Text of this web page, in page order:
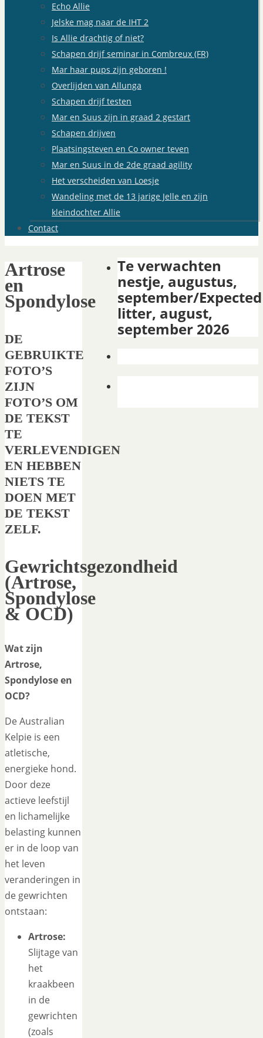
Echo Allie
Jelske mag naar de IHT 2
Is Allie drachtig of niet?
Schapen drijf seminar in Combreux (FR)
Mar haar pups zijn geboren !
Overlijden van Allunga
Schapen drijf testen
Mar en Suus zijn in graad 2 gestart
Schapen drijven
Plaatsingsteven en Co owner teven
Mar en Suus in de 2de graad agility
Het verscheiden van Loesje
Wandeling met de 13 jarige Jelle en zijn
kleindochter Allie
Contact
Artrose
en
Spondylose
DE
GEBRUIKTE
FOTO’S
ZIJN
FOTO’S OM
DE TEKST
TE
VERLEVENDIGEN
EN HEBBEN
NIETS TE
DOEN MET
DE TEKST
ZELF.
Gewrichtsgezondheid
(Artrose,
Spondylose
& OCD)
Wat zijn
Artrose,
Spondylose en
OCD?
De Australian
Kelpie is een
atletische,
energieke hond.
Door deze
actieve leefstijl
en lichamelijke
belasting kunnen
er in de loop van
het leven
veranderingen in
de gewrichten
ontstaan:
Artrose:
Slijtage van
het
kraakbeen
in de
gewrichten
(zoals
Te verwachten
nestje, augustus,
september/Expected
litter, august,
september 2026